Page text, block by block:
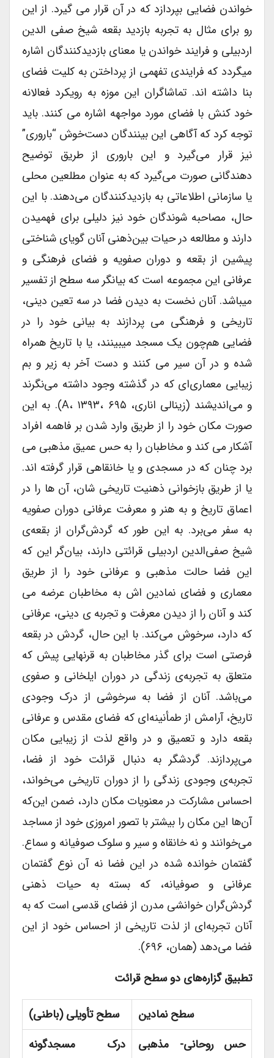
خواندن فضایی بپردازد که در آن قرار می گیرد. از این
رو برای مثال به تجربه بازدید بقعه شیخ صفی الدین
اردبیلی و فرایند خواندن یا معنای بازدیدکنندگان اشاره
میگردد که فرایندی تفهمی از پرداختن به کلیت فضای
بنا داشته اند. تماشاگران این موزه به رویکرد فعالانه
خود کنش با فضای مورد مواجهه اشاره می کنند. باید
توجه کرد که آگاهی این بینندگان دست‌خوش “باروری”
نیز قرار می‌گیرد و این باروری از طریق توضیح
دهندگانی صورت می‌گیرد که به عنوان مطلعین محلی
یا سازمانی اطلاعاتی به بازدیدکنندگان می‌دهند. با این
حال، مصاحبه شوندگان خود نیز دلیلی برای فهمیدن
دارند و مطالعه در حیات بین‌ذهنی آنان گویای شناختی
پیشین از بقعه و دوران صفویه و فضای فرهنگی و
عرفانی این مجموعه است که بیانگر سه سطح از تفسیر
می­باشد. آنان نخست به دیدن فضا در سه تعین دینی،
تاریخی و فرهنگی می پردازند به بیانی خود را در
فضایی هم‌چون یک مسجد می­بینند، یا با تاریخ همراه
شده و در آن سیر می کنند و دست آخر به زیر و بم
زیبایی معماری‌ای که در گذشته وجود داشته می‌نگرند
و می‌اندیشند (زینالی اناری، A، ۱۳۹۳، ۶۹۵). به این
صورت مکان خود را از طریق وارد شدن بر فاهمه افراد
آشکار می کند و مخاطبان را به حس عمیق مذهبی می
برد چنان که در مسجدی و یا خانقاهی قرار گرفته اند.
یا از طریق بازخوانی ذهنیت تاریخی شان، آن ها را در
اعماق تاریخ و به هنر و معرفت عرفانی دوران صفویه
به سفر می‌برد. به این طور که گردش‌گران از بقعه‌ی
شیخ صفی‌الدین اردبیلی قرائتی دارند، بیان‌گر این که
این فضا حالت مذهبی و عرفانی خود را از طریق
معماری و فضای نمادین اش به مخاطبان عرضه می
کند و آنان را از دیدن معرفت و تجربه ی دینی، عرفانی
که دارد، سرخوش می‌کند. با این حال، گردش در بقعه
فرصتی است برای گذر مخاطبان به قرنهایی پیش که
متعلق به تجربه‌ی زندگی در دوران ایلخانی و صفوی
می‌باشد. آنان از فضا به سرخوشی از درک وجودی
تاریخ، آرامش از طمأنینه‌ای که فضای مقدس و عرفانی
بقعه دارد و تعمیق و در واقع لذت از زیبایی مکان
می‌پردازند. گردشگر به دنبال قرائت خود از فضا،
تجربه‌ی وجودی زندگی را از دوران تاریخی می‌خواند،
احساس مشارکت در معنویات مکان دارد، ضمن این‌که
آن‌ها این مکان را بیشتر با تصور امروزی خود از مساجد
می‌خوانند و نه خانقاه و سیر و سلوک صوفیانه و سماع.
گفتمان خوانده شده در این فضا نه آن نوع گفتمان
عرفانی و صوفیانه، که بسته به حیات ذهنی
گردش‌گران خوانشی مدرن از فضای قدسی است که به
آنان تجربه‌ای از لذت تاریخی از احساس خود از این
فضا می‌دهد (همان، ۶۹۶).
تطبیق گزاره‌های دو سطح قرائت
سطح نمادین
سطح تأویلی (باطنی)
حس روحانی- مذهبی
درک مسجدگونه